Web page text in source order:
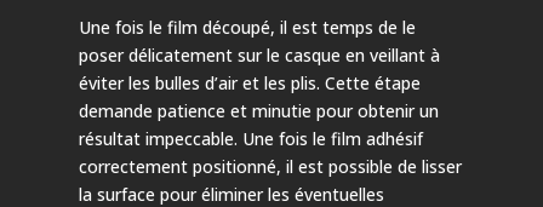
Une fois le film découpé, il est temps de le
poser délicatement sur le casque en veillant à
éviter les bulles d’air et les plis. Cette étape
demande patience et minutie pour obtenir un
résultat impeccable. Une fois le film adhésif
correctement positionné, il est possible de lisser
la surface pour éliminer les éventuelles